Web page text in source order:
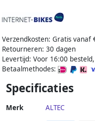
Verzendkosten: Gratis vanaf
Retourneren: 30 dagen
Levertijd: Voor 16:00
Betaalmethodes:
Specificaties
Merk ALTEC